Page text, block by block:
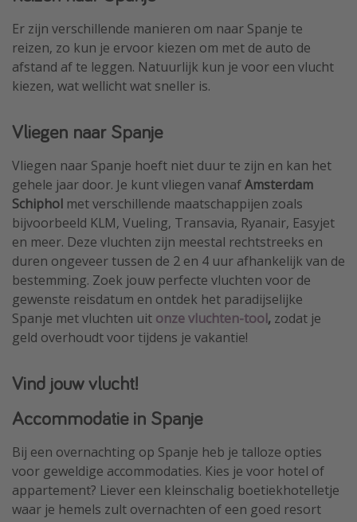
Er zijn verschillende manieren om naar Spanje te
reizen, zo kun je ervoor kiezen om met de auto de
afstand af te leggen. Natuurlijk kun je voor een vlucht
kiezen, wat wellicht wat sneller is.
Vliegen naar Spanje
Vliegen naar Spanje hoeft niet duur te zijn en kan het
gehele jaar door. Je kunt vliegen vanafAmsterdam
Schiphol met verschillende maatschappijen zoals
bijvoorbeeld KLM, Vueling, Transavia, Ryanair, Easyjet
en meer. Deze vluchten zijn meestal rechtstreeks en
duren ongeveer tussen de 2 en 4 uur afhankelijk van de
bestemming. Zoek jouw perfecte vluchten voor de
gewenste reisdatum en ontdek het paradijselijke
Spanje met vluchten uit onze vluchten-tool, zodat je
geld overhoudt voor tijdens je vakantie!
Vind jouw vlucht!
Accommodatie in Spanje
Bij een overnachting op Spanje heb je talloze opties
voor geweldige accommodaties. Kies je voor hotel of
appartement? Liever een kleinschalig boetiekhotelletje
waar je hemels zult overnachten of een goed resort